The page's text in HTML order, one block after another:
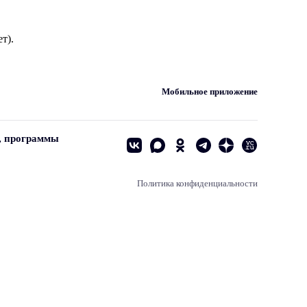
Мобильное приложение
программы
Политика конфиденциальности